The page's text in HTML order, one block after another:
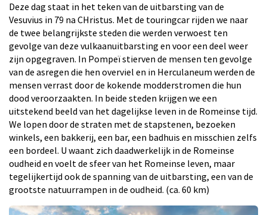
Deze dag staat in het teken van de uitbarsting van de
Vesuvius in 79 na CHristus. Met de touringcar rijden we naar
de twee belangrijkste steden die werden verwoest ten
gevolge van deze vulkaanuitbarsting en voor een deel weer
zijn opgegraven. In Pompeï stierven de mensen ten gevolge
van de asregen die hen overviel en in Herculaneum werden de
mensen verrast door de kokende modderstromen die hun
dood veroorzaakten. In beide steden krijgen we een
uitstekend beeld van het dagelijkse leven in de Romeinse tijd.
We lopen door de straten met de stapstenen, bezoeken
winkels, een bakkerij, een bar, een badhuis en misschien zelfs
een bordeel. U waant zich daadwerkelijk in de Romeinse
oudheid en voelt de sfeer van het Romeinse leven, maar
tegelijkertijd ook de spanning van de uitbarsting, een van de
grootste natuurrampen in de oudheid. (ca. 60 km)